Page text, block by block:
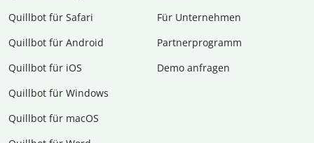
Quillbot für Safari
Quillbot für Android
Quillbot für iOS
Quillbot für Windows
Quillbot für macOS
Für Unternehmen
Partnerprogramm
Demo anfragen